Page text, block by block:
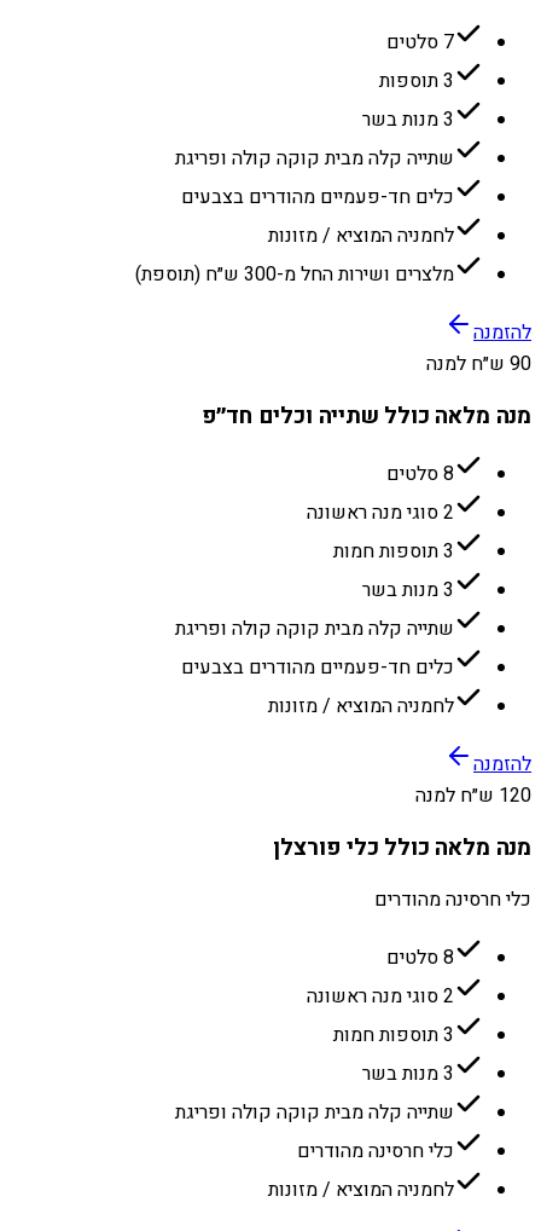
7 סלטים
3 תוספות
3 מנות בשר
שתייה קלה מבית קוקה קולה ופריגת
כלים חד-פעמיים מהודרים בצבעים
לחמניה המוציא / מזונות
מלצרים ושירות החל מ-300 ש״ח (תוספת)
להזמנה
90 ש״ח למנה
מנה מלאה כולל שתייה וכלים חד״פ
8 סלטים
2 סוגי מנה ראשונה
3 תוספות חמות
3 מנות בשר
שתייה קלה מבית קוקה קולה ופריגת
כלים חד-פעמיים מהודרים בצבעים
לחמניה המוציא / מזונות
להזמנה
120 ש״ח למנה
מנה מלאה כולל כלי פורצלן
כלי חרסינה מהודרים
8 סלטים
2 סוגי מנה ראשונה
3 תוספות חמות
3 מנות בשר
שתייה קלה מבית קוקה קולה ופריגת
כלי חרסינה מהודרים
לחמניה המוציא / מזונות